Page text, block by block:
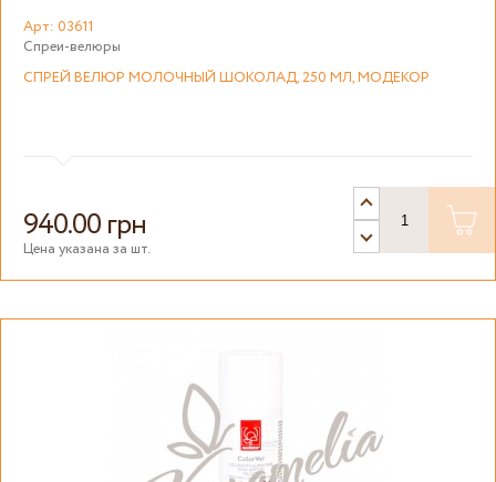
Арт: 03611
Спреи-велюры
СПРЕЙ ВЕЛЮР МОЛОЧНЫЙ ШОКОЛАД, 250 МЛ, МОДЕКОР
940.00 грн
Цена указана за шт.